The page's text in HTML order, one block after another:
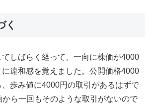
く
しばらく経って、一向に株価が4000
違和感を覚えました。公開価格4000
歩み値に4000円の取引があるはずで
ら一回もそのような取引がないので